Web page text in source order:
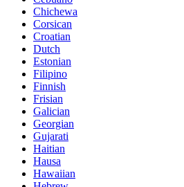
Chichewa
Corsican
Croatian
Dutch
Estonian
Filipino
Finnish
Frisian
Galician
Georgian
Gujarati
Haitian
Hausa
Hawaiian